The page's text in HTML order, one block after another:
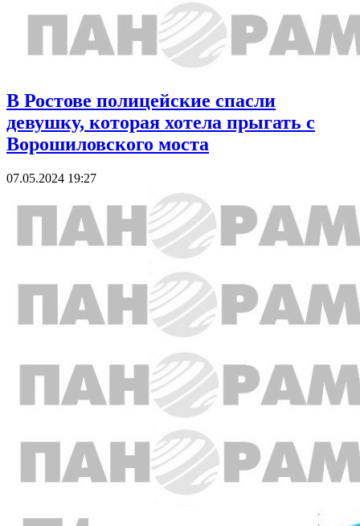
В Ростове полицейские спасли
девушку, которая хотела прыгать с
Ворошиловского моста
07.05.2024 19:27